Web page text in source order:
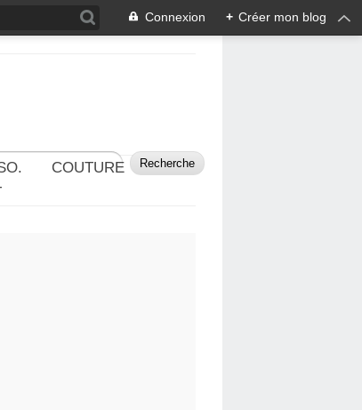
Connexion + Créer mon blog
COUTURE